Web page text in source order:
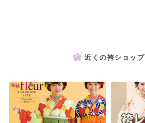
近くの袴ショップ